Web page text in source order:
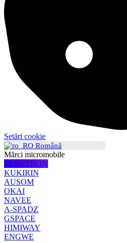
Setări cookie
Română
Mărci micromobile
ELEKTRON
KUKIRIN
AUSOM
OKAI
NAVEE
A-SPADZ
GSPACE
HIMIWAY
ENGWE